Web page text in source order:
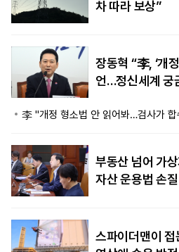
차 따라 보상”
장동혁 “李, ‘개
언…정신세계 궁
李 "개정 형소법 안 읽어봐…검사가
부동산 넘어 가
자산 운용법 손질
스파이더맨이 접